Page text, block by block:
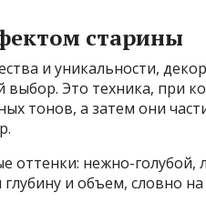
старины
и уникальности,
выбор. Это техника, при
тонов, а затем они
оттенки: нежно-голубой,
и объем, словно